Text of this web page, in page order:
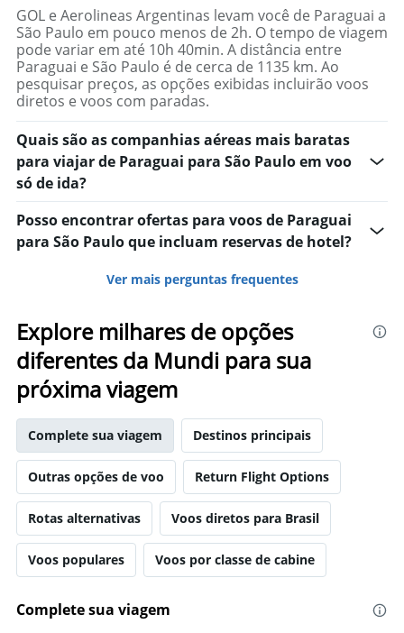
GOL e Aerolineas Argentinas levam você de Paraguai a
São Paulo em pouco menos de 2h. O tempo de viagem
pode variar em até 10h 40min. A distância entre
Paraguai e São Paulo é de cerca de 1135 km. Ao
pesquisar preços, as opções exibidas incluirão voos
diretos e voos com paradas.
Quais são as companhias aéreas mais baratas
para viajar de Paraguai para São Paulo em voo
só de ida?
Posso encontrar ofertas para voos de Paraguai
para São Paulo que incluam reservas de hotel?
Ver mais perguntas frequentes
Explore milhares de opções
diferentes da Mundi para sua
próxima viagem
Complete sua viagem Destinos principais
Outras opções de voo Return Flight Options
Rotas alternativas Voos diretos para Brasil
Voos populares Voos por classe de cabine
Complete sua viagem